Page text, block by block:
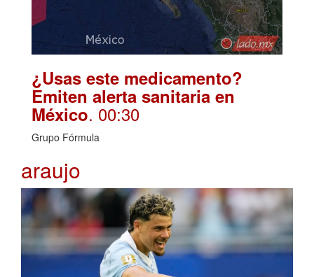
¿Usas este medicamento?
Emiten alerta sanitaria en
México. 00:30
Grupo Fórmula
araujo